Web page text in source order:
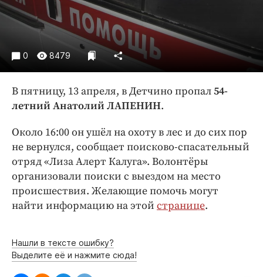
Спорт
Экономика и бизнес
ПРОЕКТЫ
Блоги
Издания
Медиаперсона
Интересное чтиво
Клиника года
Бренд года
Работодатель года
0 8479
В пятницу, 13 апреля, в Детчино пропал54-
летний Анатолий ЛАПЕНИН.
Около 16:00 он ушёл на охоту в лес и до сих пор
не вернулся, сообщает поисково-спасательный
отряд «Лиза Алерт Калуга». Волонтёры
организовали поиски с выездом на место
происшествия. Желающие помочь могут
найти информацию на этой странице.
Нашли в тексте ошибку?
Выделите её и нажмите сюда!